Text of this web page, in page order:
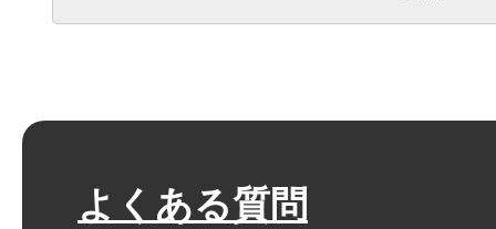
よくある質問